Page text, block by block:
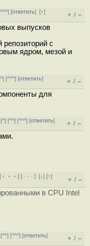
^^^] [ответить][↑]
+ / –
выпусков
с
ядром, мезой и
] [^^^] [ответить]
+ / –
для
^] [^^] [^^^] [ответить]
+ / –
﹢﹢﹢] [ · · ·][↓] [↑]
+ / –
в CPU Intel
^^] [^^^] [ответить]
+ / –